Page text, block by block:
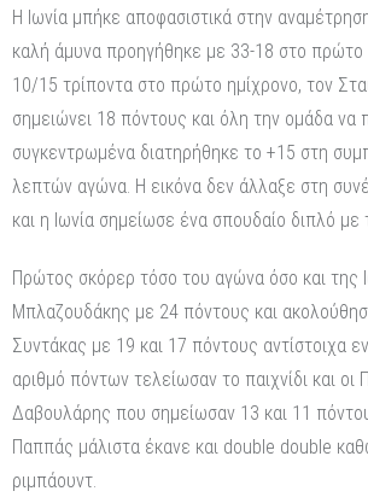
Η Ιωνία μπήκε αποφασιστικά στην
καλή άμυνα προηγήθηκε με 33-18 στο
10/15 τρίποντα στο πρώτο ημίχρονο, τον
σημειώνει 18 πόντους και όλη την ομάδα να
συγκεντρωμένα διατηρήθηκε το +15 στη
λεπτών αγώνα. Η εικόνα δεν άλλαξε στη
και η Ιωνία σημείωσε ένα σπουδαίο διπλό με
Πρώτος σκόρερ τόσο του αγώνα όσο και της
Μπλαζουδάκης με 24 πόντους και
Συντάκας με 19 και 17 πόντους αντίστοιχα
αριθμό πόντων τελείωσαν το παιχνίδι και οι
Δαβουλάρης που σημείωσαν 13 και 11
Παππάς μάλιστα έκανε και double double
ριμπάουντ.